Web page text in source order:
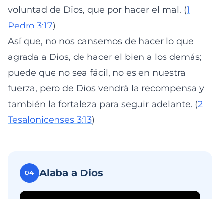
voluntad de Dios, que por hacer el mal. (1
Pedro 3:17).
Así que, no nos cansemos de hacer lo que
agrada a Dios, de hacer el bien a los demás;
puede que no sea fácil, no es en nuestra
fuerza, pero de Dios vendrá la recompensa y
también la fortaleza para seguir adelante. (2
Tesalonicenses 3:13)
04 Alaba a Dios